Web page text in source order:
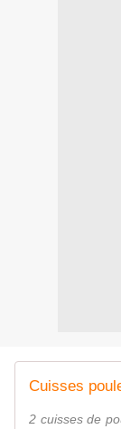
Cuisses
2 cuisses de